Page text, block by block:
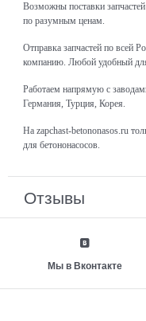
Возможны поставки
по разумным ценам.
Отправка запчастей по всей
компанию. Любой удобный для
Работаем напрямую с
Германия, Турция, Корея.
На zapchast-betononasos.ru
для бетононасосов.
Отзывы
Мы в Вконтакте